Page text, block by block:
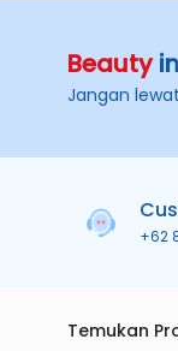
Beauty
Jangan
+62
Temukan